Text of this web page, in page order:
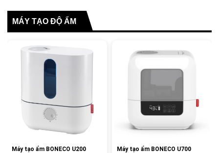
MÁY TẠO ĐỘ ẨM
Máy tạo ẩm BONECO U200 Máy tạo ẩm BONECO U700